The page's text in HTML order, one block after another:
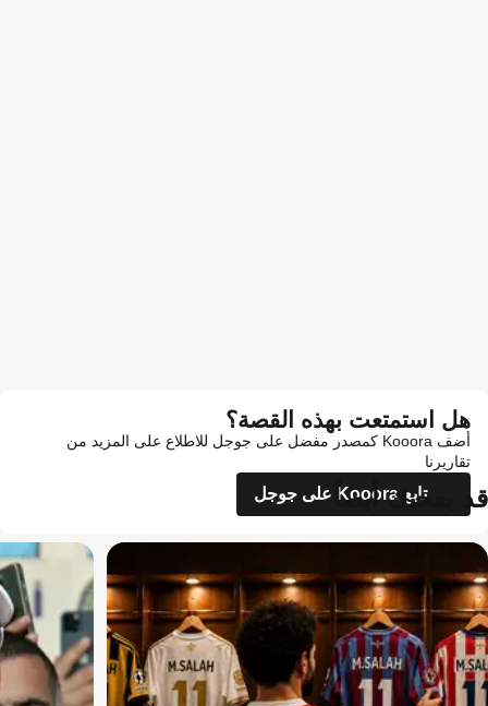
هل استمتعت بهذه القصة؟
أضف Kooora كمصدر مفضل على جوجل للاطلاع على المزيد من
تقاريرنا
تابع Kooora على جوجل
قد يعجبك أيضاً